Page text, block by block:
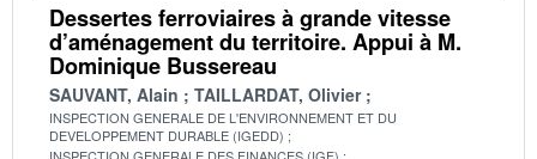
Dessertes ferroviaires à grande vitesse
d’aménagement du territoire. Appui à M.
Dominique Bussereau
SAUVANT, Alain TAILLARDAT, Olivier
INSPECTION GENERALE DE L'ENVIRONNEMENT ET DU
DEVELOPPEMENT DURABLE (IGEDD)